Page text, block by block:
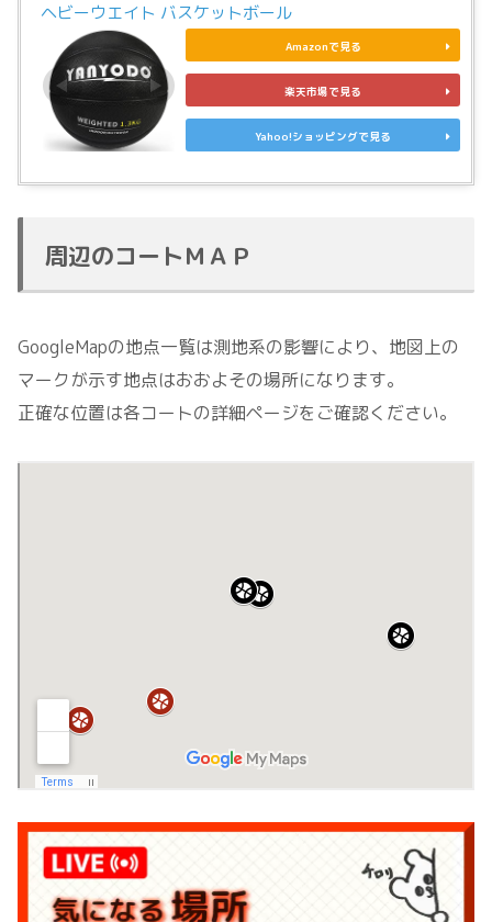
ヘビーウエイト バスケットボール
Amazonで見る
楽天市場で見る
Yahoo!ショッピングで見る
周辺のコートＭＡＰ
GoogleMapの地点一覧は測地系の影響により、地図上の
マークが示す地点はおおよその場所になります。
正確な位置は各コートの詳細ページをご確認ください。